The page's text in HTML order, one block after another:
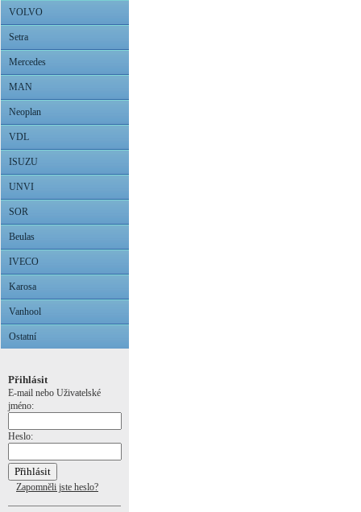
VOLVO
Setra
Mercedes
MAN
Neoplan
VDL
ISUZU
UNVI
SOR
Beulas
IVECO
Karosa
Vanhool
Ostatní
Přihlásit
E-mail nebo Uživatelské
jméno:
Heslo:
Zapomněli jste heslo?